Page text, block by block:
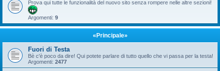
Prova qui tutte le funzionalità del nuovo sito senza rompere nelle altre sezioni!
Argomenti: 9
«Principale»
Fuori di Testa
Bè c'è poco da dire! Qui potete parlare di tutto quello che vi passa per la testa!
Argomenti: 2477